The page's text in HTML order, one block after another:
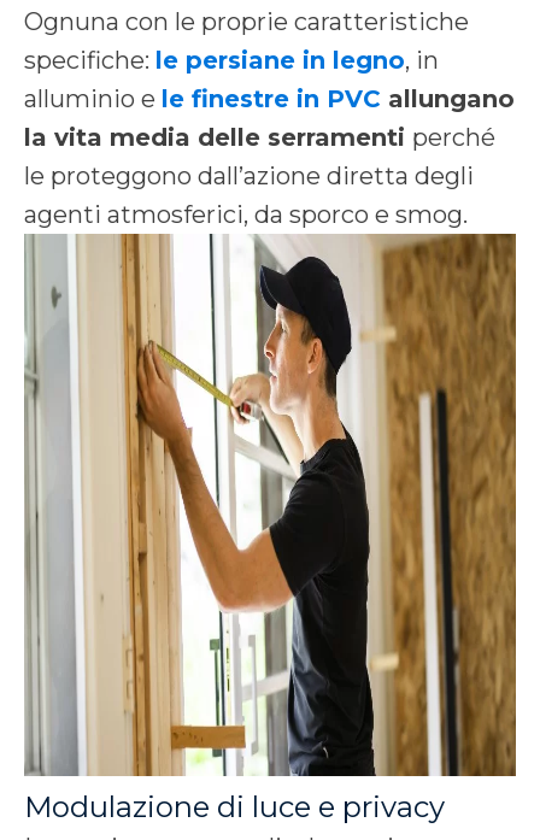
Ognuna con le proprie caratteristiche
specifiche: le persiane in legno, in
alluminio e le finestre in PVC allungano
la vita media delle serramenti perché
le proteggono dall’azione diretta degli
agenti atmosferici, da sporco e smog.
Modulazione di luce e privacy